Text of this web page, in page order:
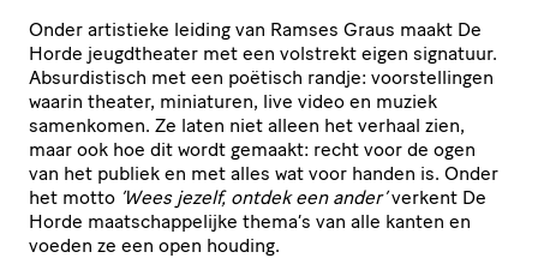
Onder artistieke leiding van Ramses Graus maakt De
Horde jeugdtheater met een volstrekt eigen signatuur.
Absurdistisch met een poëtisch randje: voorstellingen
waarin theater, miniaturen, live video en muziek
samenkomen. Ze laten niet alleen het verhaal zien,
maar ook hoe dit wordt gemaakt: recht voor de ogen
van het publiek en met alles wat voor handen is. Onder
het motto ‘Wees jezelf, ontdek een ander’verkent De
Horde maatschappelijke thema’s van alle kanten en
voeden ze een open houding.